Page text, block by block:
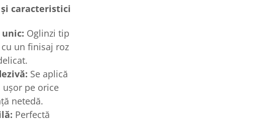
caracteristici
unic: Oglinzi tip
un finisaj roz
Se aplică
ușor pe orice
netedă.
Perfectă